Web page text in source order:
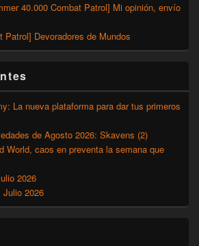
40.000 Combat Patrol] Mi opinión, envío
Patrol] Devoradores de Mundos
La nueva plataforma para dar tus primeros
de Agosto 2026: Skavens (2)
World, caos en preventa la semana que
2026
Julio 2026